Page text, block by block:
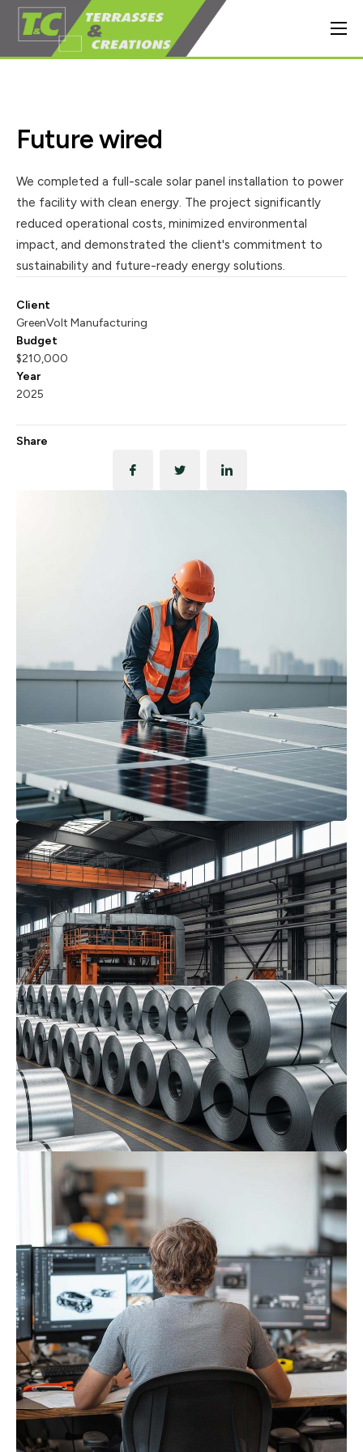
CRÉATIONS ET AMÉNAGEMENTS
Terrassement
A PROPOS DE L’ENTREPRISE
Notre actualité
APPELER MAINTENANT
Future wired
We completed a full-scale solar panel installation to power
the facility with clean energy. The project significantly
reduced operational costs, minimized environmental
impact, and demonstrated the client's commitment to
sustainability and future-ready energy solutions.
Client
GreenVolt Manufacturing
Budget
$210,000
Year
2025
Share